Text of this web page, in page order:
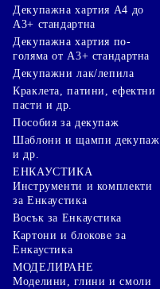
Декупажна хартия А4 до
А3+ стандартна
Декупажна хартия по-
голяма от А3+ стандартна
Декупажни лак/лепила
Краклета, патини, ефектни
пасти и др.
Пособия за декупаж
Шаблони и щампи декупаж
и др.
ЕНКАУСТИКА
Инструменти и комплекти
за Енкаустика
Восък за Енкаустика
Картони и блокове за
Енкаустика
МОДЕЛИРАНЕ
Моделини, глини и смоли